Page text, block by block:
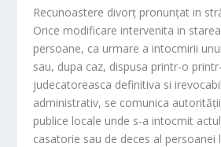
Recunoastere divorț pronunțat in
Orice modificare intervenita in
persoane, ca urmare a intocmirii
sau, dupa caz, dispusa printr-o
judecatoreasca definitiva si
administrativ, se comunica
publice locale unde s-a intocmit
casatorie sau de deces al persoanei